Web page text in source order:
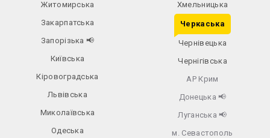
Житомирська
Закарпатська
Запорізька 📢
Київська
Кіровоградська
Львівська
Миколаївська
Одеська
Хмельницька
Черкаська
Чернівецька
Чернігівська
АР Крим
Донецька 📢
Луганська 📢
м. Севастополь